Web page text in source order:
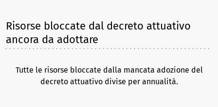
Risorse bloccate dal decreto attuativo
ancora da adottare
Tutte le risorse bloccate dalla mancata adozione del
decreto attuativo divise per annualità.